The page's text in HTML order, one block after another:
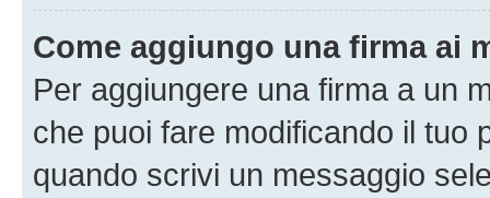
Come aggiungo una firma ai
Per aggiungere una firma a un
che puoi fare modificando il tuo
quando scrivi un messaggio